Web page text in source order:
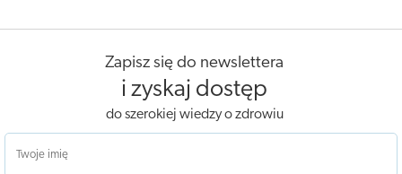
Zapisz się do newslettera
i zyskaj dostęp
do szerokiej wiedzy o zdrowiu